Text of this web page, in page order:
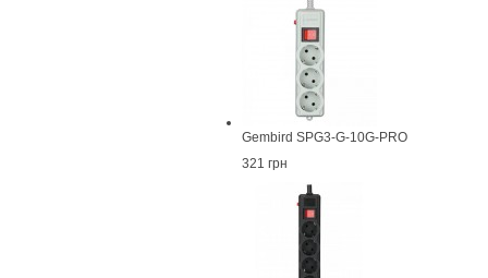
Gembird SPG3-G-10G-PRO
321 грн